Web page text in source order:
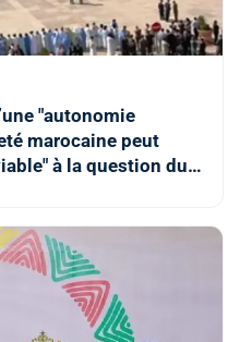
"autonomie
marocaine peut
à la question du